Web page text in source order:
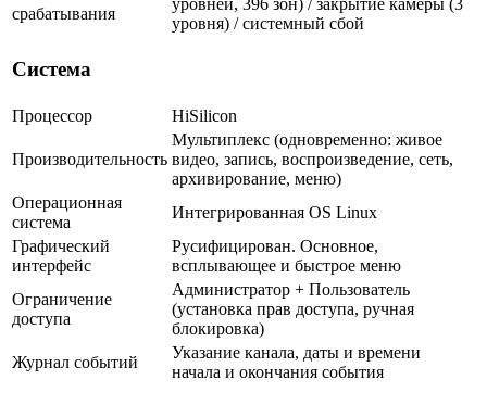
срабатывания
уровня) / системный сбой
Система
Процессор HiSilicon
Производительность
Мультиплекс (одновременно: живое
видео, запись, воспроизведение, сеть,
архивирование, меню)
Операционная
система
Интегрированная OS Linux
Графический
интерфейс
Русифицирован. Основное,
всплывающее и быстрое меню
Ограничение
доступа
Администратор + Пользователь
(установка прав доступа, ручная
блокировка)
Журнал событий
Указание канала, даты и времени
начала и окончания события